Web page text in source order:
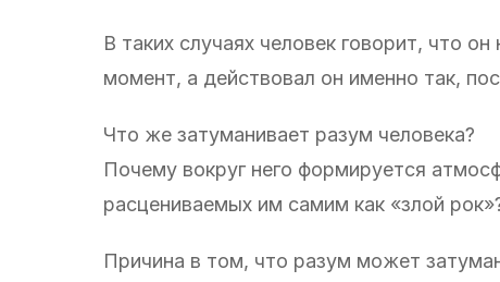
В таких случаях человек говорит, что
момент, а действовал он именно так,
Что же затуманивает разум человека?
Почему вокруг него формируется
расцениваемых им самим как «злой
Причина в том, что разум может